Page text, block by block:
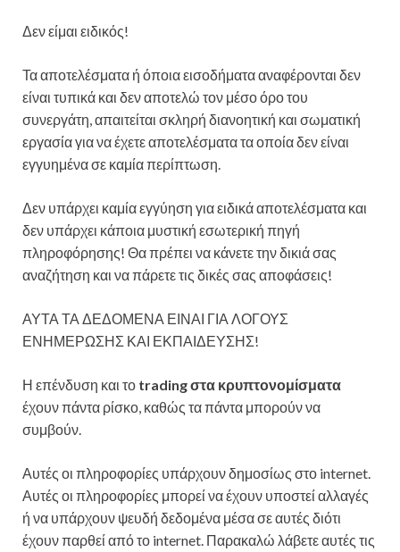
Δεν είμαι ειδικός!
Τα αποτελέσματα ή όποια εισοδήματα αναφέρονται δεν
είναι τυπικά και δεν αποτελώ τον μέσο όρο του
συνεργάτη, απαιτείται σκληρή διανοητική και σωματική
εργασία για να έχετε αποτελέσματα τα οποία δεν είναι
εγγυημένα σε καμία περίπτωση.
Δεν υπάρχει καμία εγγύηση για ειδικά αποτελέσματα και
δεν υπάρχει κάποια μυστική εσωτερική πηγή
πληροφόρησης! Θα πρέπει να κάνετε την δικιά σας
αναζήτηση και να πάρετε τις δικές σας αποφάσεις!
ΑΥΤΑ ΤΑ ΔΕΔΟΜΕΝΑ ΕΙΝΑΙ ΓΙΑ ΛΟΓΟΥΣ
ΕΝΗΜΕΡΩΣΗΣ ΚΑΙ ΕΚΠΑΙΔΕΥΣΗΣ!
Η επένδυση και το trading στα κρυπτονομίσματα
έχουν πάντα ρίσκο, καθώς τα πάντα μπορούν να
συμβούν.
Αυτές οι πληροφορίες υπάρχουν δημοσίως στο internet.
Αυτές οι πληροφορίες μπορεί να έχουν υποστεί αλλαγές
ή να υπάρχουν ψευδή δεδομένα μέσα σε αυτές διότι
έχουν παρθεί από το internet. Παρακαλώ λάβετε αυτές τις